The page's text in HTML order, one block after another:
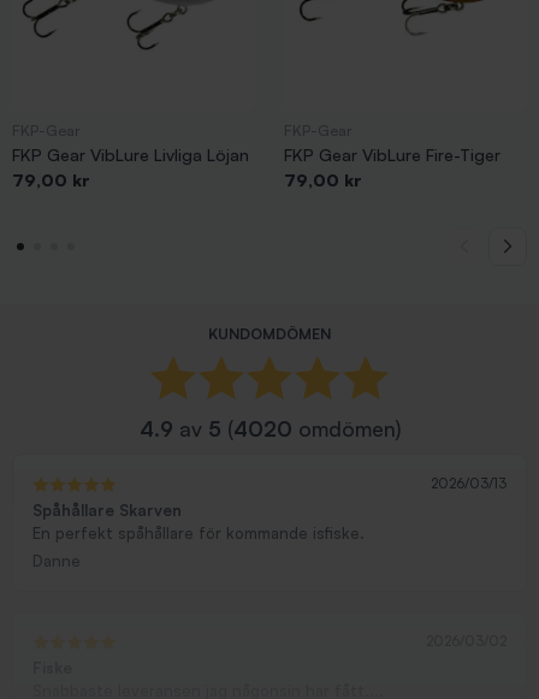
FKP Gear VibLure Livliga Löjan
Pris
79,00 kr
FKP Gear VibLure Fire-Tiger
Pris
79,00 kr
KUNDOMDÖMEN
4.9 av 5 (4020 omdömen)
2026/03/13
Spåhållare Skarven
En perfekt spåhållare för kommande isfiske.
Danne